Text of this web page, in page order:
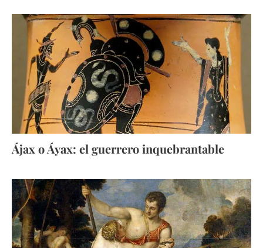
Ájax o Áyax: el guerrero inquebrantable